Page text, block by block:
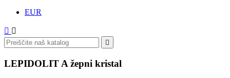
EUR
 

LEPIDOLIT A žepni kristal